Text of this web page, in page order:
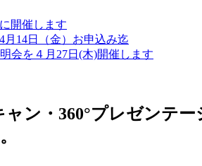
開催します
月14日（金）お申込み迄
会を４月27日(木)開催します
ン・360°プレゼンテ